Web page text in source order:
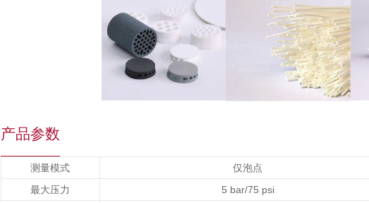
产品参数
测量模式
仅泡点
最大压力
5 bar/75 psi